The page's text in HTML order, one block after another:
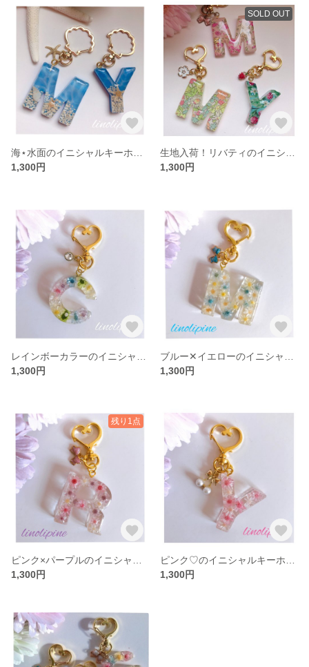
1,300円
SOLD OUT
1,300円
1,300円
1,300円
残り1点
1,300円
1,300円